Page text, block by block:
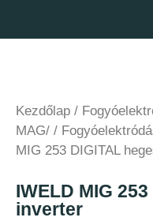
Kezdőlap /
MAG/ /
MIG 253 DIGITAL
IWELD MIG
inverter